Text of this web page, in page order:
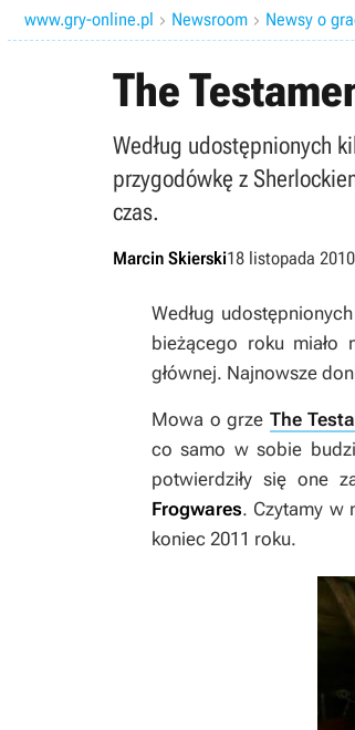
www.gry-online.pl  Newsroom  Newsy o
The
Według udostępnionych
przygodówkę z
czas.
Marcin Skierski18 listopada
Według
bieżącego roku miało
głównej. Najnowsze
Mowa o grze The
co samo w sobie
potwierdziły się one
Frogwares. Czytamy w
koniec 2011 roku.